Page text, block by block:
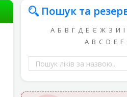
Пошук та
А Б В Г Д Е Є Ж З И І
A B C D E F
Пошук
ліків
за
назвою